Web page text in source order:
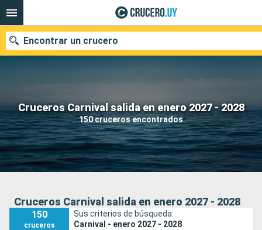
Cruceros Carnival salida en enero 2027 - 2028
150 cruceros encontrados
Encontrar un crucero
Nuestros destinos
Fecha de salida
Puertos Compañías
Cruceros Carnival salida en enero 2027 - 2028
150
cruceros
Sus criterios de búsqueda:
Carnival - enero 2027 - 2028